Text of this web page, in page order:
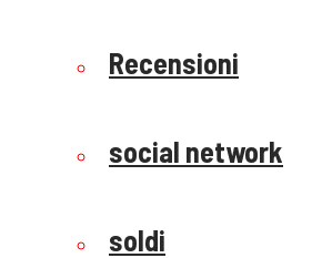
Recensioni
social network
soldi